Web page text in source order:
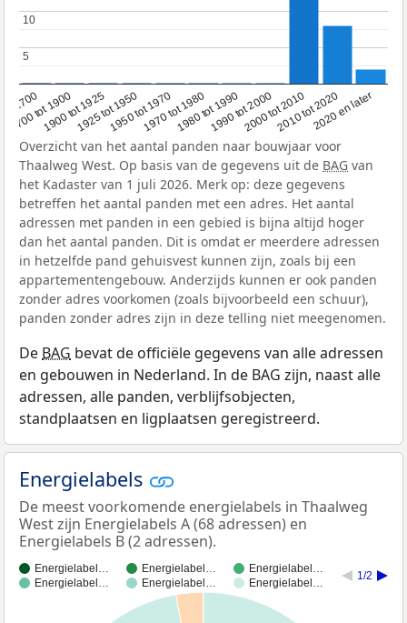
1700
1700 tot 1900
1900 tot 19251925 tot 19501950 tot 19701970 tot 19801980 tot 19901990 tot 20002000 tot 20102010 tot 20202020 en later
5
5
10
10
Overzicht van het aantal panden naar bouwjaar voor
Thaalweg West. Op basis van de gegevens uit de BAG van
het Kadaster van 1 juli 2026. Merk op: deze gegevens
betreffen het aantal panden met een adres. Het aantal
adressen met panden in een gebied is bijna altijd hoger
dan het aantal panden. Dit is omdat er meerdere adressen
in hetzelfde pand gehuisvest kunnen zijn, zoals bij een
appartementengebouw. Anderzijds kunnen er ook panden
zonder adres voorkomen (zoals bijvoorbeeld een schuur),
panden zonder adres zijn in deze telling niet meegenomen.
De BAG bevat de officiële gegevens van alle adressen
en gebouwen in Nederland. In de BAG zijn, naast alle
adressen, alle panden, verblijfsobjecten,
standplaatsen en ligplaatsen geregistreerd.
Energielabels
De meest voorkomende energielabels in Thaalweg
West zijn Energielabels A (68 adressen) en
Energielabels B (2 adressen).
Energielabel… Energielabel…
Energielabel…
Energielabel…
Energielabel… Energielabel…
1/2